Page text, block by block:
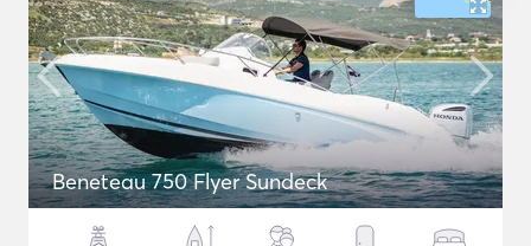
Beneteau 750 Flyer Sundeck